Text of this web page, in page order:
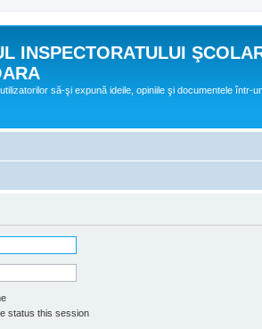
INSPECTORATULUI
să-şi expună ideile, opiniile şi documentele într-
status this session